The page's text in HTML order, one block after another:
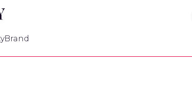
Brand